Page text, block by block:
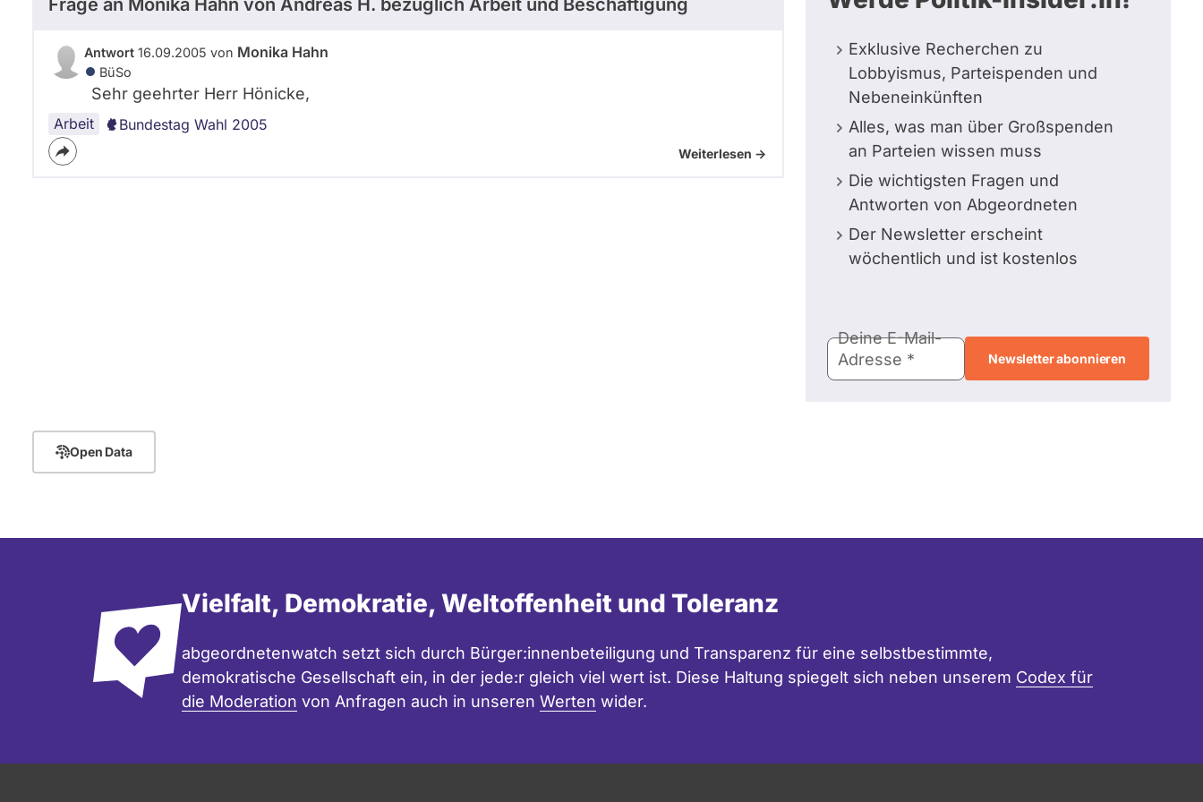
Antwort 16.09.2005 von Monika Hahn
BüSo
Sehr geehrter Herr Hönicke,
Arbeit Bundestag Wahl 2005
Weiterlesen ->
Exklusive Recherchen zu
Lobbyismus, Parteispenden und
Nebeneinkünften
Alles, was man über Großspenden
an Parteien wissen muss
Die wichtigsten Fragen und
Antworten von Abgeordneten
Der Newsletter erscheint
wöchentlich und ist kostenlos
Mail-
Adresse
Deine E-Mail-
Adresse
Open Data
Vielfalt, Demokratie, Weltoffenheit und Toleranz
abgeordnetenwatch setzt sich durch Bürger:innenbeteiligung und Transparenz für eine selbstbestimmte,
demokratische Gesellschaft ein, in der jede:r gleich viel wert ist. Diese Haltung spiegelt sich neben unserem Codex für
die Moderation von Anfragen auch in unseren Werten wider.